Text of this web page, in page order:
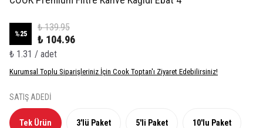
%25
₺ 139.95
₺ 104.96
₺ 1.31 / adet
Kurumsal Toplu Siparişleriniz İçin Cook Toptan'ı Ziyaret Edebilirsiniz!
SATIŞ ADEDİ
Tek Ürün 3'lü Paket 5'li Paket 10'lu Paket